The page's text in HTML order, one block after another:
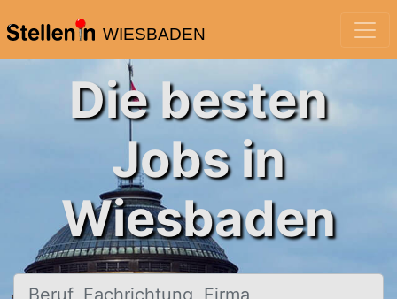
WIESBADEN
Die besten
Jobs in
Wiesbaden
Beruf, Fachrichtung, Firma